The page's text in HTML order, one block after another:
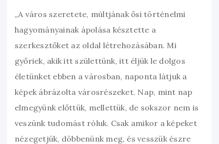
„A város szeretete, múltjának ősi történelmi
hagyományainak ápolása késztette a
szerkesztőket az oldal létrehozásában. Mi
győriek, akik itt születtünk, itt éljük le dolgos
életünket ebben a városban, naponta látjuk a
képek ábrázolta városrészeket. Nap, mint nap
elmegyünk előttük, mellettük, de sokszor nem is
veszünk tudomást róluk. Csak amikor a képeket
nézegetjük, döbbenünk meg, és vesszük észre